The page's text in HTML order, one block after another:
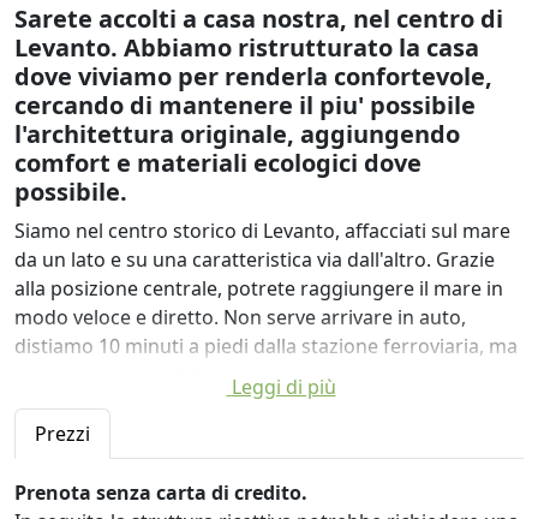
Sarete accolti a casa nostra, nel centro di
Levanto. Abbiamo ristrutturato la casa
dove viviamo per renderla confortevole,
cercando di mantenere il piu' possibile
l'architettura originale, aggiungendo
comfort e materiali ecologici dove
possibile.
Siamo nel centro storico di Levanto, affacciati sul mare
da un lato e su una caratteristica via dall'altro. Grazie
alla posizione centrale, potrete raggiungere il mare in
modo veloce e diretto. Non serve arrivare in auto,
distiamo 10 minuti a piedi dalla stazione ferroviaria, ma
se avete necessita' di arrivare in auto potrete
parcheggiare in paese chiedendoci il pass. Levanto e'
perfetto per visitare le 5 terre, ma anche per esplorare
la Vallata con i suoi sentieri, o la fantastica
ciclopedonale ricavata sul percorso e nelle gallerie della
Leggi di più
Prezzi
Prenota senza carta di credito.